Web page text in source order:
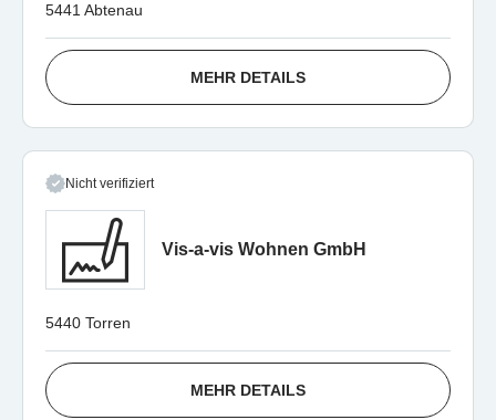
5441 Abtenau
MEHR DETAILS
Nicht verifiziert
Vis-a-vis Wohnen GmbH
5440 Torren
MEHR DETAILS